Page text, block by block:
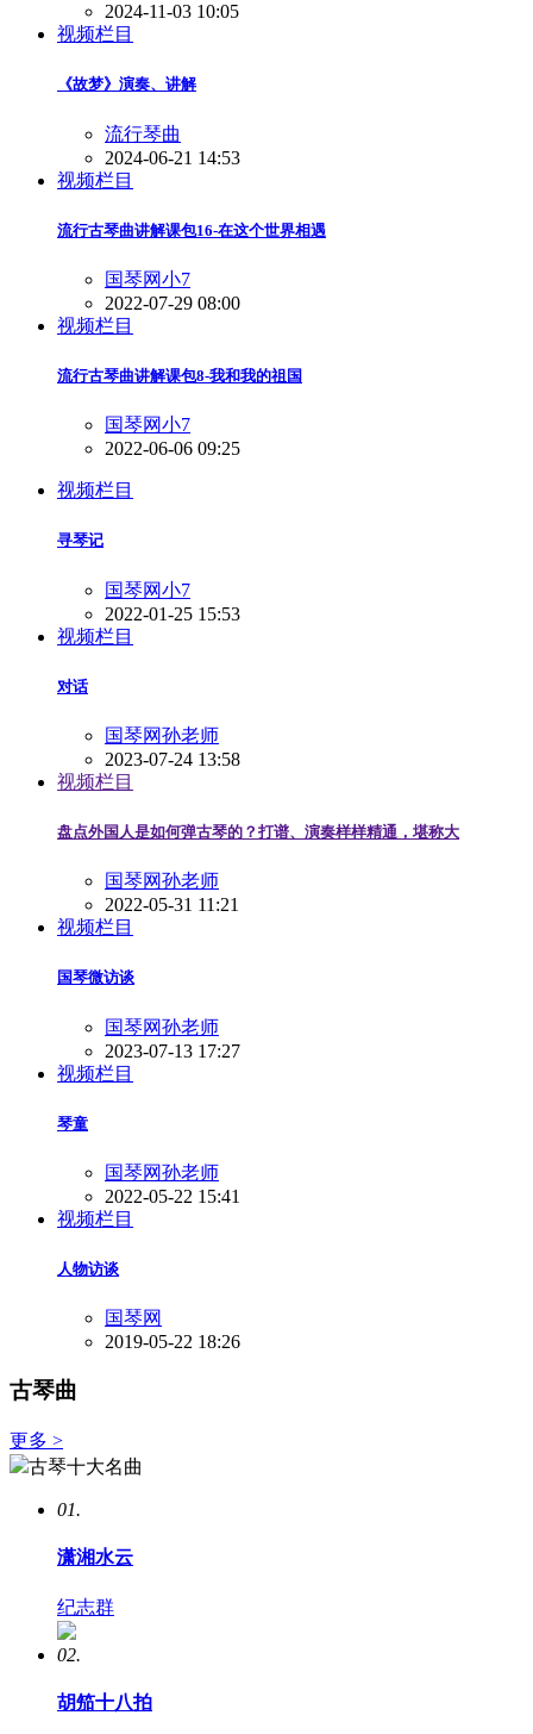
2024-11-03 10:05
视频栏目
《故梦》演奏、讲解
流行琴曲
2024-06-21 14:53
视频栏目
流行古琴曲讲解课包16-在这个世界相遇
国琴网小7
2022-07-29 08:00
视频栏目
流行古琴曲讲解课包8-我和我的祖国
国琴网小7
2022-06-06 09:25
视频栏目
寻琴记
国琴网小7
2022-01-25 15:53
视频栏目
对话
国琴网孙老师
2023-07-24 13:58
视频栏目
盘点外国人是如何弹古琴的？打谱、演奏样样精通，堪称大
国琴网孙老师
2022-05-31 11:21
视频栏目
国琴微访谈
国琴网孙老师
2023-07-13 17:27
视频栏目
琴童
国琴网孙老师
2022-05-22 15:41
视频栏目
人物访谈
国琴网
2019-05-22 18:26
古琴曲
更多 >
古琴十大名曲
01.
潇湘水云
纪志群
02.
胡笳十八拍